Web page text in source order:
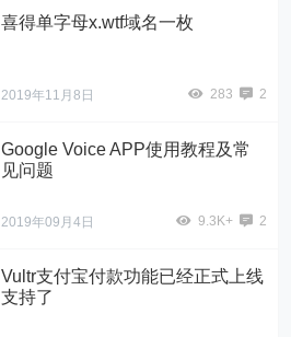
喜得单字母x.wtf域名一枚
2019年11月8日 283 2
Google Voice APP使用教程及常
见问题
2019年09月4日 9.3K+ 2
Vultr支付宝付款功能已经正式上线
支持了